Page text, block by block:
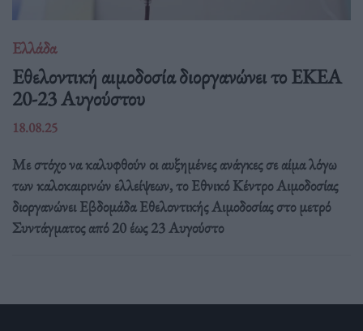
Ελλάδα
Eθελοντική αιμοδοσία διοργανώνει το ΕΚΕΑ
20-23 Αυγούστου
18.08.25
Με στόχο να καλυφθούν οι αυξημένες ανάγκες σε αίμα λόγω
των καλοκαιρινών ελλείψεων, το Εθνικό Κέντρο Αιμοδοσίας
διοργανώνει Εβδομάδα Εθελοντικής Αιμοδοσίας στο μετρό
Συντάγματος από 20 έως 23 Αυγούστο